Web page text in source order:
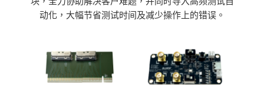
动化，大幅节省测试时间及减少操作上的错误。